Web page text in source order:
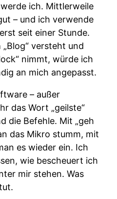
ich. Mittlerweile
– und ich verwende
seit einer Stunde.
versteht und
nimmt, würde ich
an mich angepasst.
– außer
das Wort „geilste“
die Befehle. Mit „geh
das Mikro stumm, mit
es wieder ein. Ich
wie bescheuert ich
mir stehen. Was